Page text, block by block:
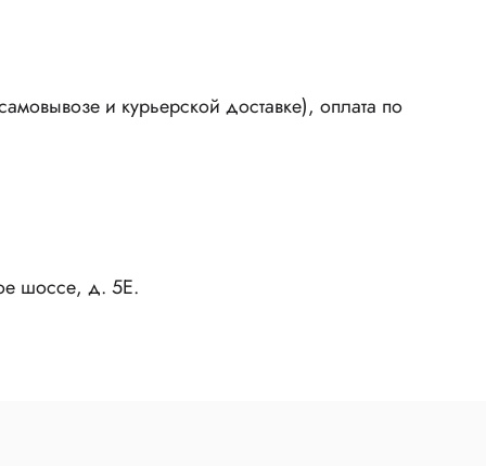
и курьерской доставке), оплата по
шоссе, д. 5Е.